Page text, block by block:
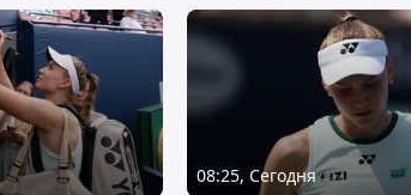
08:25, Сегодня